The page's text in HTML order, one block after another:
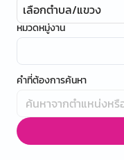
เลือกตำบล/แขวง
หมวดหมู่งาน
คำที่ต้องการค้นหา